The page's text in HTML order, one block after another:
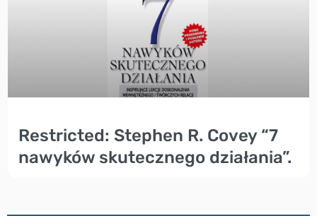
Restricted: Stephen R. Covey “7
nawyków skutecznego działania”.